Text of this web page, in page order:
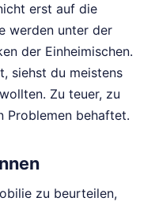
erst auf die
werden unter der
der Einheimischen.
siehst du meistens
Zu teuer, zu
Problemen behaftet.
zu beurteilen,